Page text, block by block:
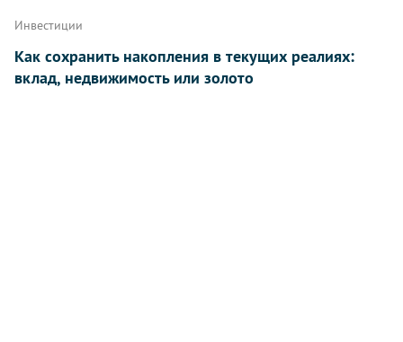
Инвестиции
Как сохранить накопления в текущих реалиях:
вклад, недвижимость или золото